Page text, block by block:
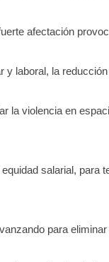
afectación
y laboral, la
la violencia en
salarial, para
para